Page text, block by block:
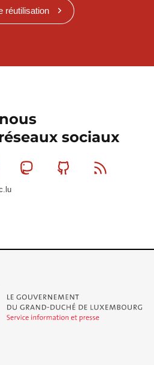
réutilisation
sociaux
Linkedin MastodonGithub